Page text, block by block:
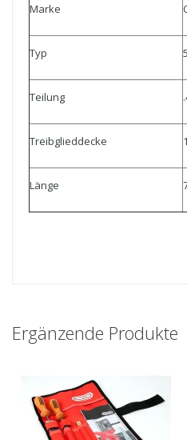
Marke
Typ
Teilung
Treibglieddecke
Länge
Ergänzende Produkte